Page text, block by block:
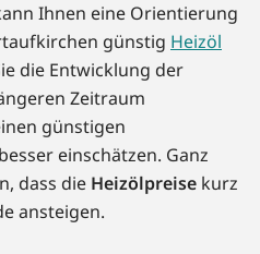
Ihnen eine Orientierung
günstig Heizöl
die Entwicklung der
Zeitraum
günstigen
einschätzen. Ganz
dass die Heizölpreise kurz
ansteigen.